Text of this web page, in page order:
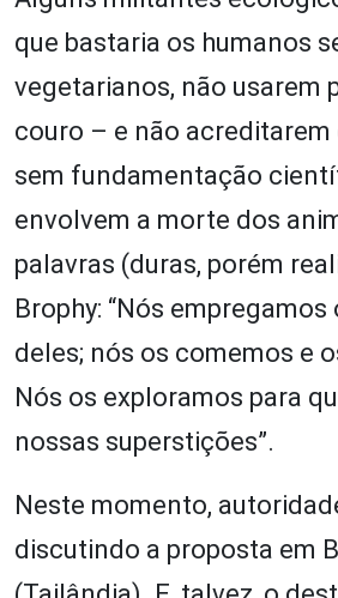
que bastaria os humanos
vegetarianos, não usarem
couro – e não acreditarem
sem fundamentação
envolvem a morte dos
palavras (duras, porém
Brophy: “Nós
deles; nós os comemos e
Nós os exploramos para
nossas superstições”.
Neste momento,
discutindo a proposta em